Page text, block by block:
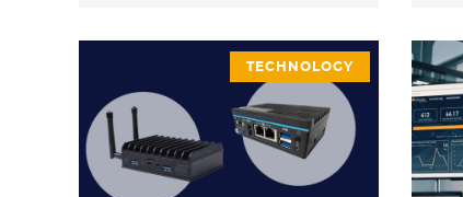
TECHNOLOGY